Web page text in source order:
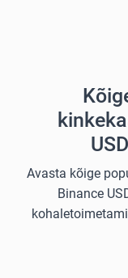
Avasta kõige
Binance